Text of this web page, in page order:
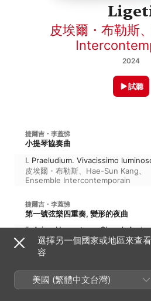
皮埃爾・布勒斯、
2024
試聽
捷爾吉・李蓋悌
小提琴協奏曲
I. Praeludium. Vivacissimo
皮埃爾・布勒斯、 Hae-Sun Kang、
Ensemble Intercontemporain
捷爾吉・李蓋悌
第一號弦樂四重奏, 變形的夜曲
II. Aria - Hoquetus - Choral.
moto
皮埃爾・布勒斯
Intercontemporain
III. Intermezzo. Presto fluido
Ensemble Intercontemporain
皮
勒斯、Hae-Sun Kang
選擇另一個國家或地區來查
容
美國 (繁體中文台灣)